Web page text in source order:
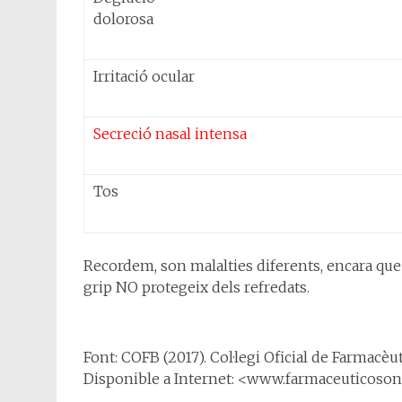
dolorosa
Irritació ocular
Secreció nasal intensa
Tos
Recordem, son malalties diferents, encara
grip NO protegeix dels refredats.
Font: COFB (2017). Col·legi Oficial de
Disponible a Internet: